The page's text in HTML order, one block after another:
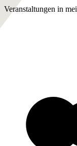
Veranstaltungen in